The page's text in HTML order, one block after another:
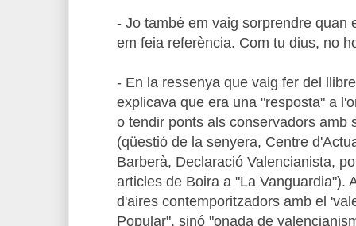
- Jo també em vaig sorprendre quan
em feia referència. Com tu dius, no
- En la ressenya que vaig fer del
explicava que era una "resposta" a
o tendir ponts als conservadors amb
(qüestió de la senyera, Centre
Barberà, Declaració Valencianista,
articles de Boira a "La Vanguardia").
d'aires contemporitzadors amb el
Popular", sinó "onada de